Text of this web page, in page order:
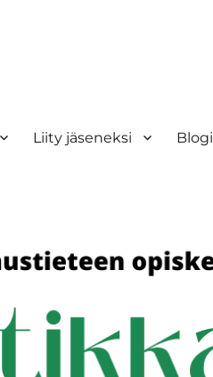
Liity jäseneksi Blogi